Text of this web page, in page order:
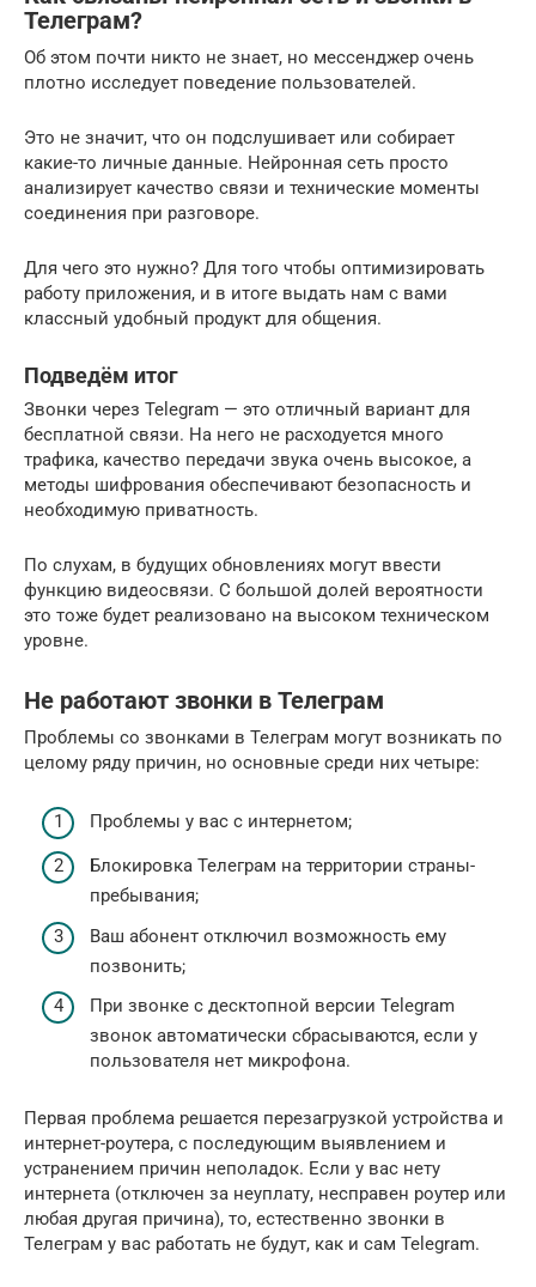
Телеграм?
Об этом почти никто не знает, но мессенджер очень
плотно исследует поведение пользователей.
Это не значит, что он подслушивает или собирает
какие-то личные данные. Нейронная сеть просто
анализирует качество связи и технические моменты
соединения при разговоре.
Для чего это нужно? Для того чтобы оптимизировать
работу приложения, и в итоге выдать нам с вами
классный удобный продукт для общения.
Подведём итог
Звонки через Telegram — это отличный вариант для
бесплатной связи. На него не расходуется много
трафика, качество передачи звука очень высокое, а
методы шифрования обеспечивают безопасность и
необходимую приватность.
По слухам, в будущих обновлениях могут ввести
функцию видеосвязи. С большой долей вероятности
это тоже будет реализовано на высоком техническом
уровне.
Не работают звонки в Телеграм
Проблемы со звонками в Телеграм могут возникать по
целому ряду причин, но основные среди них четыре:
Проблемы у вас с интернетом;
Блокировка Телеграм на территории страны-
пребывания;
Ваш абонент отключил возможность ему
позвонить;
При звонке с десктопной версии Telegram
звонок автоматически сбрасываются, если у
пользователя нет микрофона.
Первая проблема решается перезагрузкой устройства и
интернет-роутера, с последующим выявлением и
устранением причин неполадок. Если у вас нету
интернета (отключен за неуплату, несправен роутер или
любая другая причина), то, естественно звонки в
Телеграм у вас работать не будут, как и сам Telegram.